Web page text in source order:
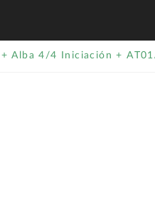
Alba 4/4 Iniciación +